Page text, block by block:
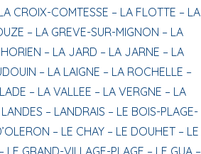
CROIX-COMTESSE – LA FLOTTE – LA
– LA GREVE-SUR-MIGNON – LA
– LA JARD – LA JARNE – LA
– LA LAIGNE – LA ROCHELLE –
– LA VALLEE – LA VERGNE – LA
LANDES – LANDRAIS – LE BOIS-PLAGE-
– LE CHAY – LE DOUHET – LE
LE GRAND-VILLAGE-PLAGE – LE GUA –